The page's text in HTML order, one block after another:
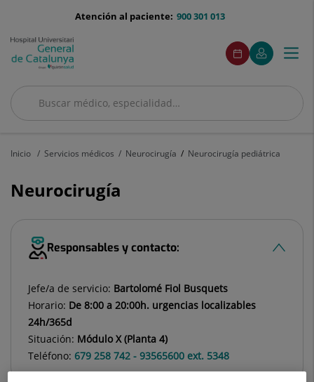
menu-
900 301 013
Atención al paciente:
Buscar
Buscar
menuAcceso
Pedir
cita
Este
enlace
se
en
Mi
Quirónsalud
Este
enlace
se
en
ventana
Menú
Inicio Servicios médicos Neurocirugía Neurocirugía pediátrica
Neurocirugía
Responsables y contacto:
Jefe/a de servicio: Bartolomé Fiol Busquets
Horario: De 8:00 a 20:00h. urgencias localizables
24h/365d
Situación: Módulo X (Planta 4)
Teléfono: 679 258 742 - 93565600 ext. 5348